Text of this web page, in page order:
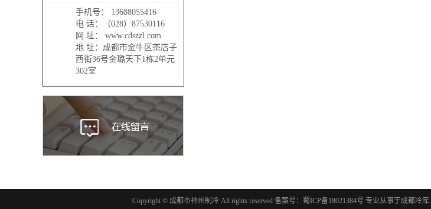
手机号： 13688055416
电 话：（028）87530116
网 址： www.cdszzl.com
地 址：成都市金牛区茶店子
西街36号金璐天下1栋2单元
302室
Copyright © 成都市神州制冷 All rights reserved 备案号： 蜀ICP备18021384号 专业从事于成都冷库,